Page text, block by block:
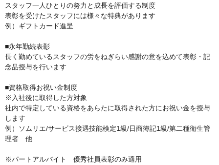
スタッフ一人ひとりの努力と成長を評価する制度
表彰を受けたスタッフには様々な特典があります
例）ギフトカード進呈
■永年勤続表彰
長く勤めているスタッフの労をねぎらい感謝の意を込めて表彰・記
念品授与を行います
■資格取得お祝い金制度
※入社後に取得した方対象
社内で特定している資格をあらたに取得された方にお祝い金を授与
します
例）ソムリエ/サービス接遇技能検定1級/日商簿記1級/第二種衛生管
理者　他
※パートアルバイト　優秀社員表彰のみ適用